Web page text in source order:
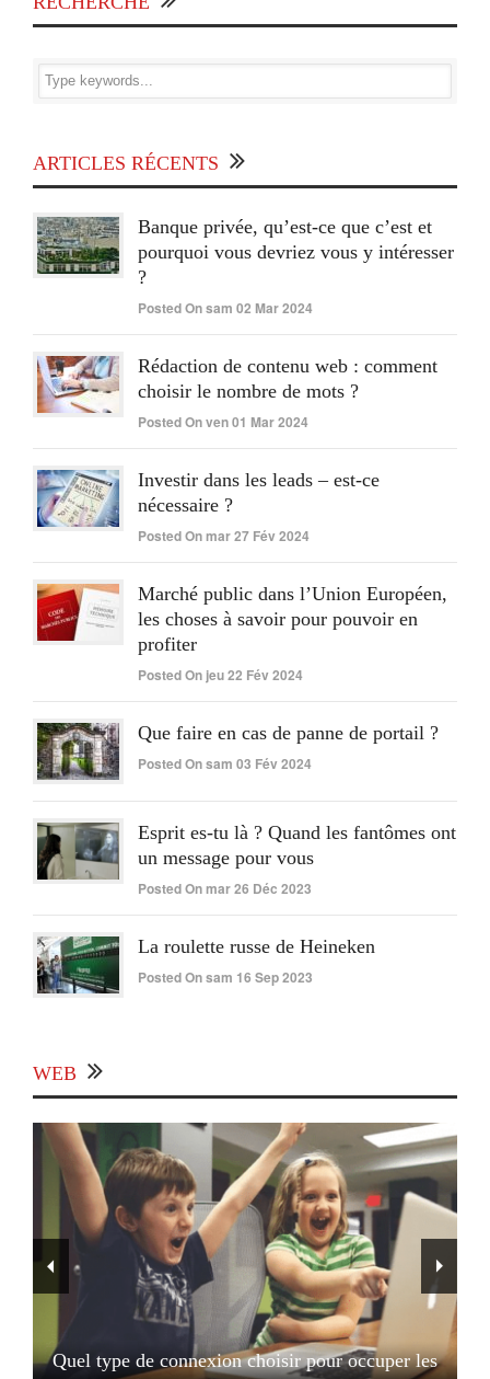
ARTICLES RÉCENTS
Banque privée, qu’est-ce que c’est et
pourquoi vous devriez vous y intéresser
?
Posted On sam 02 Mar 2024
Rédaction de contenu web : comment
choisir le nombre de mots ?
Posted On ven 01 Mar 2024
Investir dans les leads – est-ce
nécessaire ?
Posted On mar 27 Fév 2024
Marché public dans l’Union Européen,
les choses à savoir pour pouvoir en
profiter
Posted On jeu 22 Fév 2024
Que faire en cas de panne de portail ?
Posted On sam 03 Fév 2024
Esprit es-tu là ? Quand les fantômes ont
un message pour vous
Posted On mar 26 Déc 2023
La roulette russe de Heineken
Posted On sam 16 Sep 2023
WEB
Quel type de connexion choisir pour occuper les